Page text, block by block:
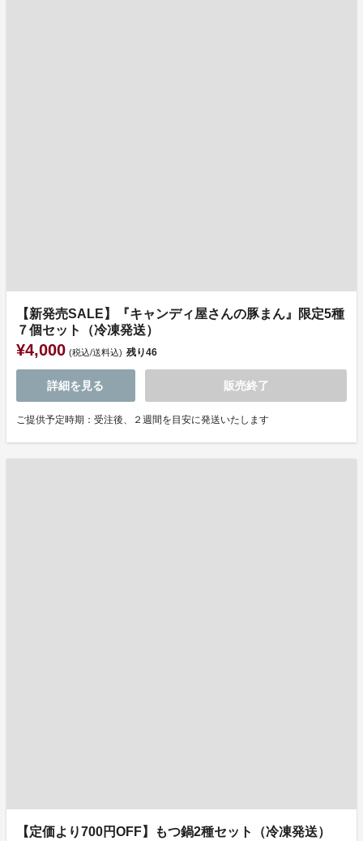
【新発売SALE】『キャンディ屋さんの豚まん』限定5種
７個セット（冷凍発送）
¥4,000 (税込/送料込) 残り46
詳細を見る 販売終了
ご提供予定時期：受注後、２週間を目安に発送いたします
【定価より700円OFF】もつ鍋2種セット（冷凍発送）